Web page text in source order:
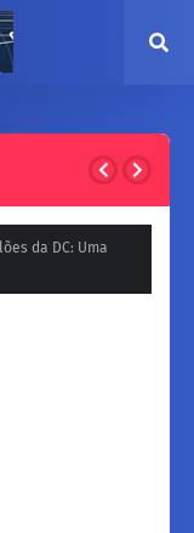
da DC: Uma